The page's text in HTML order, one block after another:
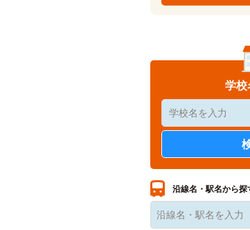
学校
沿線名・駅名から探